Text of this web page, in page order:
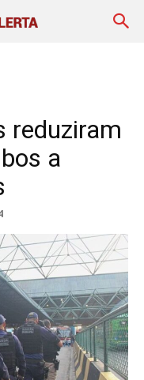
reduziram
a